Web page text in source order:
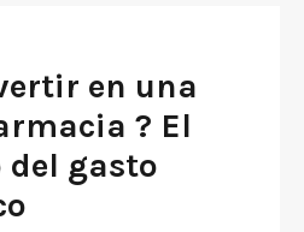
en una
? El
gasto